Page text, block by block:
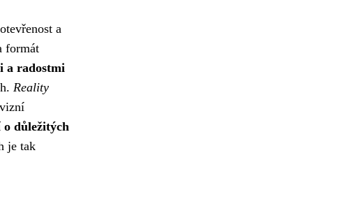
a
formát
a radostmi
Reality
důležitých
je tak